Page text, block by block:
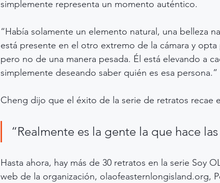
simplemente representa un momento auténtico.
“Había solamente un elemento natural, una belleza
está presente en el otro extremo de la cámara y
pero no de una manera pesada. Él está elevando a
simplemente deseando saber quién es esa persona.”
Cheng dijo que el éxito de la serie de retratos recae
“Realmente es la gente la que hace
Hasta ahora, hay más de 30 retratos en la serie Soy
web de la organización, olaofeasternlongisland.org,